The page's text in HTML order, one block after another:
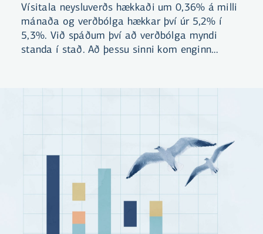
Vísitala neysluverðs hækkaði um 0,36% á milli
mánaða og verðbólga hækkar því úr 5,2% í
5,3%. Við spáðum því að verðbólga myndi
standa í stað. Að þessu sinni kom enginn
mánuði.